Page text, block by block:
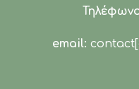
email: